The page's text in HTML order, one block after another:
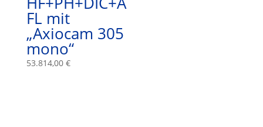
FL mit
„Axiocam 305
mono“
53.814,00 €